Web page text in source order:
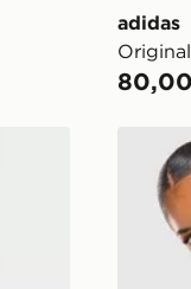
adidas
adidas